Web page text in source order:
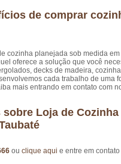
de comprar
cozinha planejada sob medida
oferece a solução que você
decks de madeira,
cada trabalho de uma
mais entrando em contato com
sobre Loja de
ou clique aqui e entre em